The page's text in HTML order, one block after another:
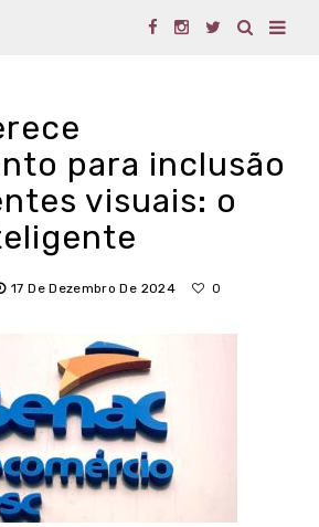
para inclusão
visuais: o
17 De Dezembro De 2024 0